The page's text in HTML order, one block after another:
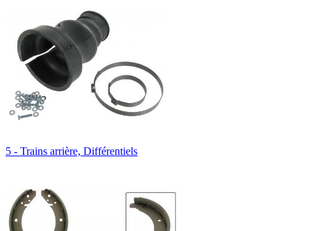
5 - Trains arrière, Différentiels